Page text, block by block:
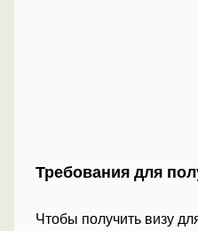
Требования для
Чтобы получить визу